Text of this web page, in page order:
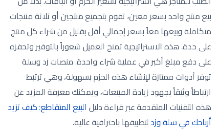
بيع منتج واحد بسعر معين، تقوم بتجميع منتجين أو ثلاثة منتجات
متكاملة وبيعها معاً بسعر إجمالي أقل بقليل من شراء كل منتج
على حدة. هذه الاستراتيجية تمنح العميل شعوراً بالتوفير وتحفزه
على دفع مبلغ أكبر في عملية شراء واحدة. منصات زد وسلة
توفر أدوات ممتازة لإنشاء هذه الحزم بسهولة، وهي ترتبط
ارتباطاً وثيقاً بجهود زيادة المبيعات، ويمكنك معرفة المزيد عن
هذه التقنيات المتقدمة عبر قراءة دليل البيع المتقاطع: كيف تزيد
أرباحك في سلة وزدلتطبيقها باحترافية عالية.